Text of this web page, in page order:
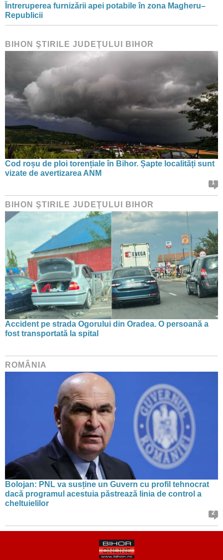
Întreruperea furnizării apei potabile în zona Magheru–
Republicii
BIHON ŞTIRILE JUDEŢULUI BIHOR
Cod roșu de ploi torențiale în Bihor. Șapte localități sunt
vizate de avertizarea ANM
1
BIHON ŞTIRILE JUDEŢULUI BIHOR
Accident pe strada Ogorului din Oradea. O persoană a
fost transportată la spital
ROMÂNIA
Bolojan: PNL va susține un Guvern cu profil tehnocrat
dacă programul acestuia păstrează linia de control a
cheltuielilor
2